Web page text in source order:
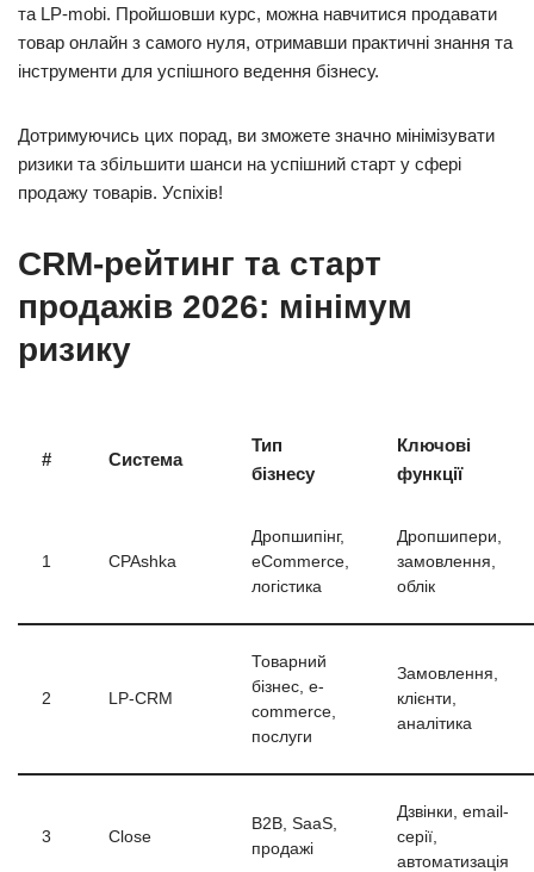
та LP-mobi. Пройшовши курс, можна навчитися продавати
товар онлайн з самого нуля, отримавши практичні знання та
інструменти для успішного ведення бізнесу.
Дотримуючись цих порад, ви зможете значно мінімізувати
ризики та збільшити шанси на успішний старт у сфері
продажу товарів. Успіхів!
CRM-рейтинг та старт
продажів 2026: мінімум
ризику
# Система
Тип
бізнесу
Ключові
функції
1 CPAshka
Дропшипінг,
eCommerce,
логістика
Дропшипери,
замовлення,
облік
2 LP-CRM
Товарний
бізнес, e-
commerce,
послуги
Замовлення,
клієнти,
аналітика
3 Close
B2B, SaaS,
продажі
Дзвінки, email-
серії,
автоматизація